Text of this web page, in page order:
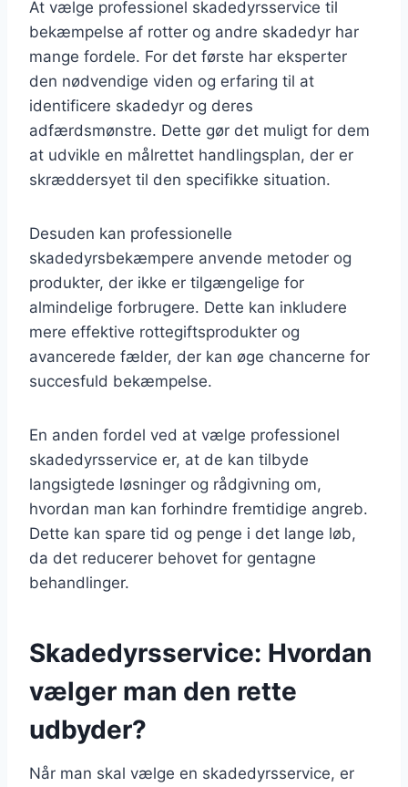
At vælge professionel skadedyrsservice til
bekæmpelse af rotter og andre skadedyr har
mange fordele. For det første har eksperter
den nødvendige viden og erfaring til at
identificere skadedyr og deres
adfærdsmønstre. Dette gør det muligt for dem
at udvikle en målrettet handlingsplan, der er
skræddersyet til den specifikke situation.
Desuden kan professionelle
skadedyrsbekæmpere anvende metoder og
produkter, der ikke er tilgængelige for
almindelige forbrugere. Dette kan inkludere
mere effektive rottegiftsprodukter og
avancerede fælder, der kan øge chancerne for
succesfuld bekæmpelse.
En anden fordel ved at vælge professionel
skadedyrsservice er, at de kan tilbyde
langsigtede løsninger og rådgivning om,
hvordan man kan forhindre fremtidige angreb.
Dette kan spare tid og penge i det lange løb,
da det reducerer behovet for gentagne
behandlinger.
Skadedyrsservice: Hvordan
vælger man den rette
udbyder?
Når man skal vælge en skadedyrsservice, er